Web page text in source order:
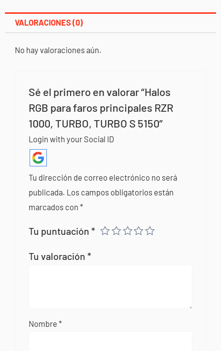
VALORACIONES (0)
No hay valoraciones aún.
Sé el primero en valorar “Halos
RGB para faros principales RZR
1000, TURBO, TURBO S 5150”
Login with your Social ID
Tu dirección de correo electrónico no será
publicada. Los campos obligatorios están
marcados con*
Tu puntuación*
Tu valoración*
Nombre*